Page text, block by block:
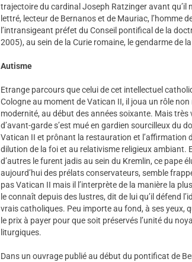
trajectoire du cardinal Joseph Ratzinger avant qu’il
lettré, lecteur de Bernanos et de Mauriac, l’homme
l’intransigeant préfet du Conseil pontifical de la
2005), au sein de la Curie romaine, le gendarme de
Autisme
Etrange parcours que celui de cet intellectuel
Cologne au moment de Vatican II, il joua un rôle non
modernité, au début des années soixante. Mais
d’avant-garde s’est mué en gardien sourcilleux du
Vatican II et prônant la restauration et l’affirmation
dilution de la foi et au relativisme religieux ambiant.
d’autres le furent jadis au sein du Kremlin, ce pape
aujourd’hui des prélats conservateurs, semble
pas Vatican II mais il l’interprète de la manière la
le connaît depuis des lustres, dit de lui qu’il défend
vrais catholiques. Peu importe au fond, à ses yeux,
le prix à payer pour que soit préservés l’unité du
liturgiques.
Dans un ouvrage publié au début du pontificat de